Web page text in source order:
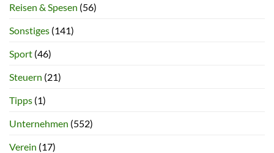
Reisen & Spesen (56)
Sonstiges (141)
Sport (46)
Steuern (21)
Tipps (1)
Unternehmen (552)
Verein (17)